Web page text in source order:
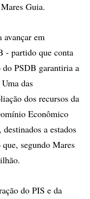
Guia.
avançar em
- partido que conta
PSDB garantiria a
das
dos recursos da
Econômico
a estados
segundo Mares
do PIS e da